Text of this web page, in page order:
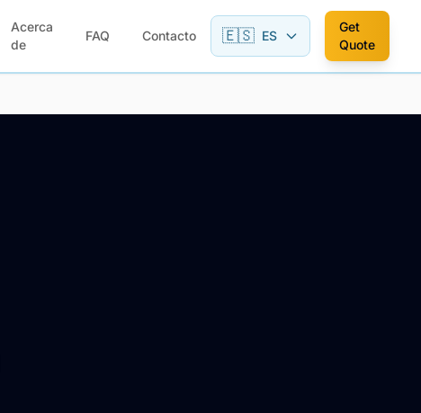
Acerca
de
FAQ Contacto 🇪🇸 ES
Get
Quote